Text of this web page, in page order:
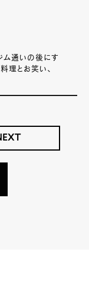
ム通いの後にす
理とお笑い、